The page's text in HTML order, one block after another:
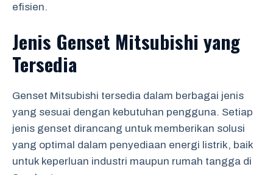
efisien.
Jenis Genset Mitsubishi yang
Tersedia
Genset Mitsubishi tersedia dalam berbagai jenis
yang sesuai dengan kebutuhan pengguna. Setiap
jenis genset dirancang untuk memberikan solusi
yang optimal dalam penyediaan energi listrik, baik
untuk keperluan industri maupun rumah tangga di